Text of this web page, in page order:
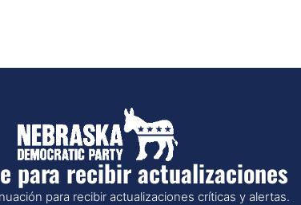
para recibir actualizaciones
para recibir actualizaciones críticas y alertas.